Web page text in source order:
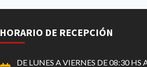
HORARIO DE RECEPCIÓN
DE LUNES A VIERNES DE 08:30 HS